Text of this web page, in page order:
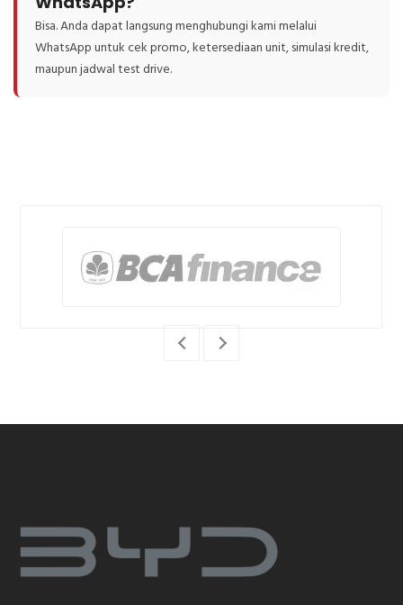
Bisa. Anda dapat langsung menghubungi kami melalui
WhatsApp untuk cek promo, ketersediaan unit, simulasi kredit,
maupun jadwal test drive.